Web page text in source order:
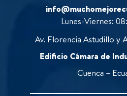
Lunes-Viernes:
Av. Florencia Astudillo y
Edificio Cámara de
Cuenca –